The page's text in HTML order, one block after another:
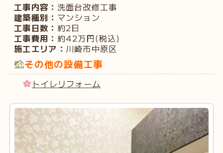
工事内容： 洗面台改修工事
建築種別： マンション
工事日数： 約2日
工事費用： 約42万円(税込)
施工エリア： 川崎市中原区
その他の設備工事
トイレリフォーム